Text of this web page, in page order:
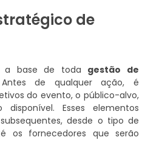
de
a base de toda gestão de
de qualquer ação, é
do evento, o público-alvo,
Esses elementos
desde o tipo de
os fornecedores que serão